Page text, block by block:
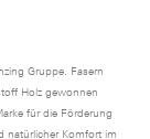
Gruppe. Fasern
Holz gewonnen
für die Förderung
natürlicher Komfort im